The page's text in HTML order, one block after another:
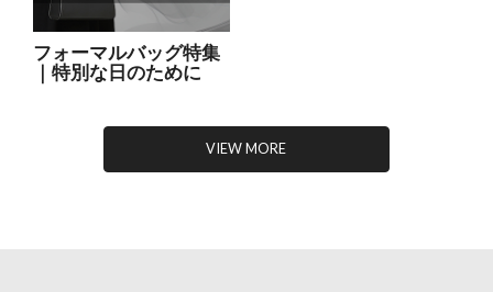
フォーマルバッグ特集
｜特別な日のために
VIEW MORE